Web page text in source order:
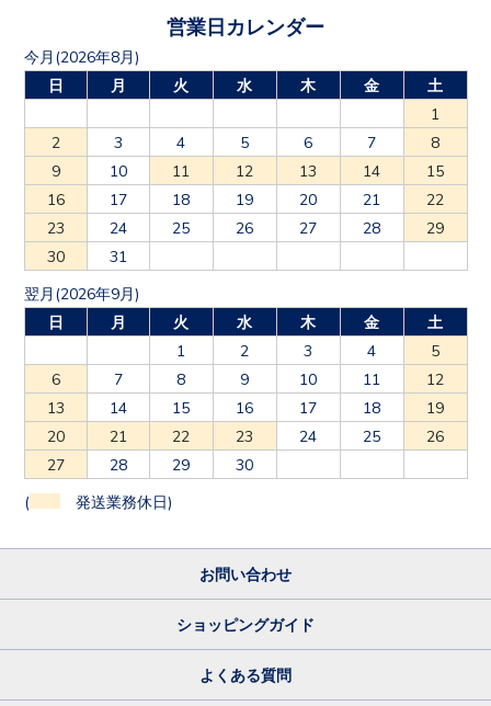
営業日カレンダー
今月(2026年8月)
日
月 火 水 木 金
土
1
2
3 4 5 6 7
8
9
10 11 12 13 14
15
16
17 18 19 20 21
22
23
24 25 26 27 28
29
30
31
翌月(2026年9月)
日
月 火 水 木 金
土
1
2 3 4
5
6
7 8 9 10 11
12
13
14 15 16 17 18
19
20
21 22 23 24 25
26
27
28 29 30
( 発送業務休日)
お問い合わせ
ショッピングガイド
よくある質問